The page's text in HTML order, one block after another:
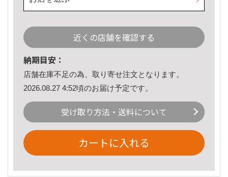
近くの店舗を確認する
納期目安：
店舗在庫不足の為、取り寄せ注文となります。
2026.08.27 4:52頃のお届け予定です。
受け取り方法・送料について
カートに入れる